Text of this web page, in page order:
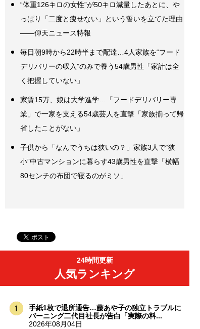
“体重126キロの女性”が50キロ減量したあとに、や
っぱり「二度と痩せない」という誓いを立てた理由
――仰天ニュース特報
毎日朝9時から22時半まで配達…4人家族を“フード
デリバリーの収入”のみで養う54歳男性「家計は全
く把握していない」
家賃15万、娘は大学進学…「フードデリバリー専
業」で一家を支える54歳芸人を直撃「家族揃って帰
省したことがない」
子供から「なんでうちは狭いの？」家族3人で“狭
小”中古マンションに暮らす43歳男性を直撃「横幅
80センチの布団で寝るのがミソ」
24時間更新
人気ランキング
手紙1枚で退所通告…藤あや子の独立トラブルに
バーニング二代目社長が告白「実際の料...
2026年08月04日